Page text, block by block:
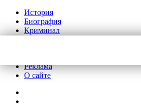
История
Биография
Криминал
Реклама
О сайте